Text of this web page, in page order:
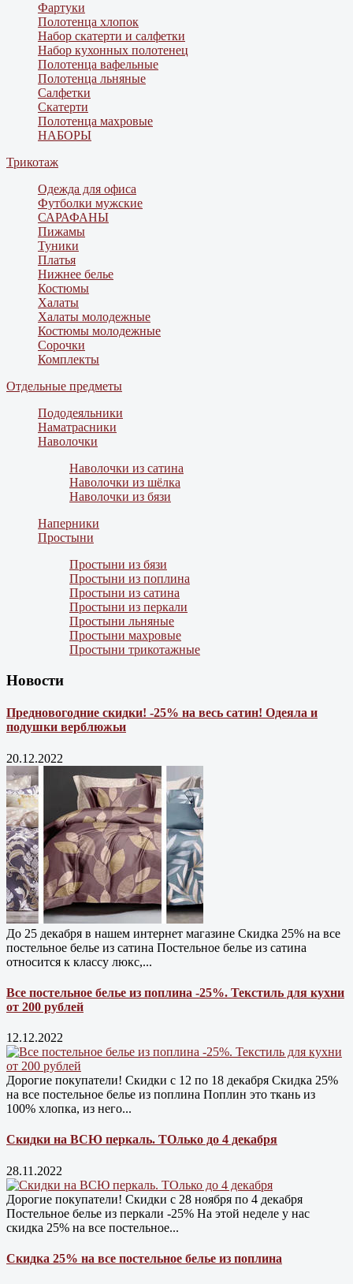
Фартуки
Полотенца хлопок
Набор скатерти и салфетки
Набор кухонных полотенец
Полотенца вафельные
Полотенца льняные
Салфетки
Скатерти
Полотенца махровые
НАБОРЫ
Трикотаж
Одежда для офиса
Футболки мужские
САРАФАНЫ
Пижамы
Туники
Платья
Нижнее белье
Костюмы
Халаты
Халаты молодежные
Костюмы молодежные
Сорочки
Комплекты
Отдельные предметы
Пододеяльники
Наматрасники
Наволочки
Наволочки из сатина
Наволочки из шёлка
Наволочки из бязи
Наперники
Простыни
Простыни из бязи
Простыни из поплина
Простыни из сатина
Простыни из перкали
Простыни льняные
Простыни махровые
Простыни трикотажные
Новости
Предновогодние скидки! -25% на весь сатин! Одеяла и
подушки верблюжьи
20.12.2022
До 25 декабря в нашем интернет магазине Cкидка 25% на все
постельное белье из сатина Постельное белье из сатина
относится к классу люкс,...
Все постельное белье из поплина -25%. Текстиль для кухни
от 200 рублей
12.12.2022
Дорогие покупатели! Скидки с 12 по 18 декабря Скидка 25%
на все постельное белье из поплина Поплин это ткань из
100% хлопка, из него...
Скидки на ВСЮ перкаль. ТОлько до 4 декабря
28.11.2022
Дорогие покупатели! Скидки с 28 ноября по 4 декабря
Постельное белье из перкали -25% На этой неделе у нас
скидка 25% на все постельное...
Скидка 25% на все постельное белье из поплина